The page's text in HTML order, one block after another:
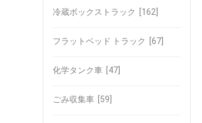
冷蔵ボックストラック [162]
フラットベッド トラック [67]
化学タンク車 [47]
ごみ収集車 [59]